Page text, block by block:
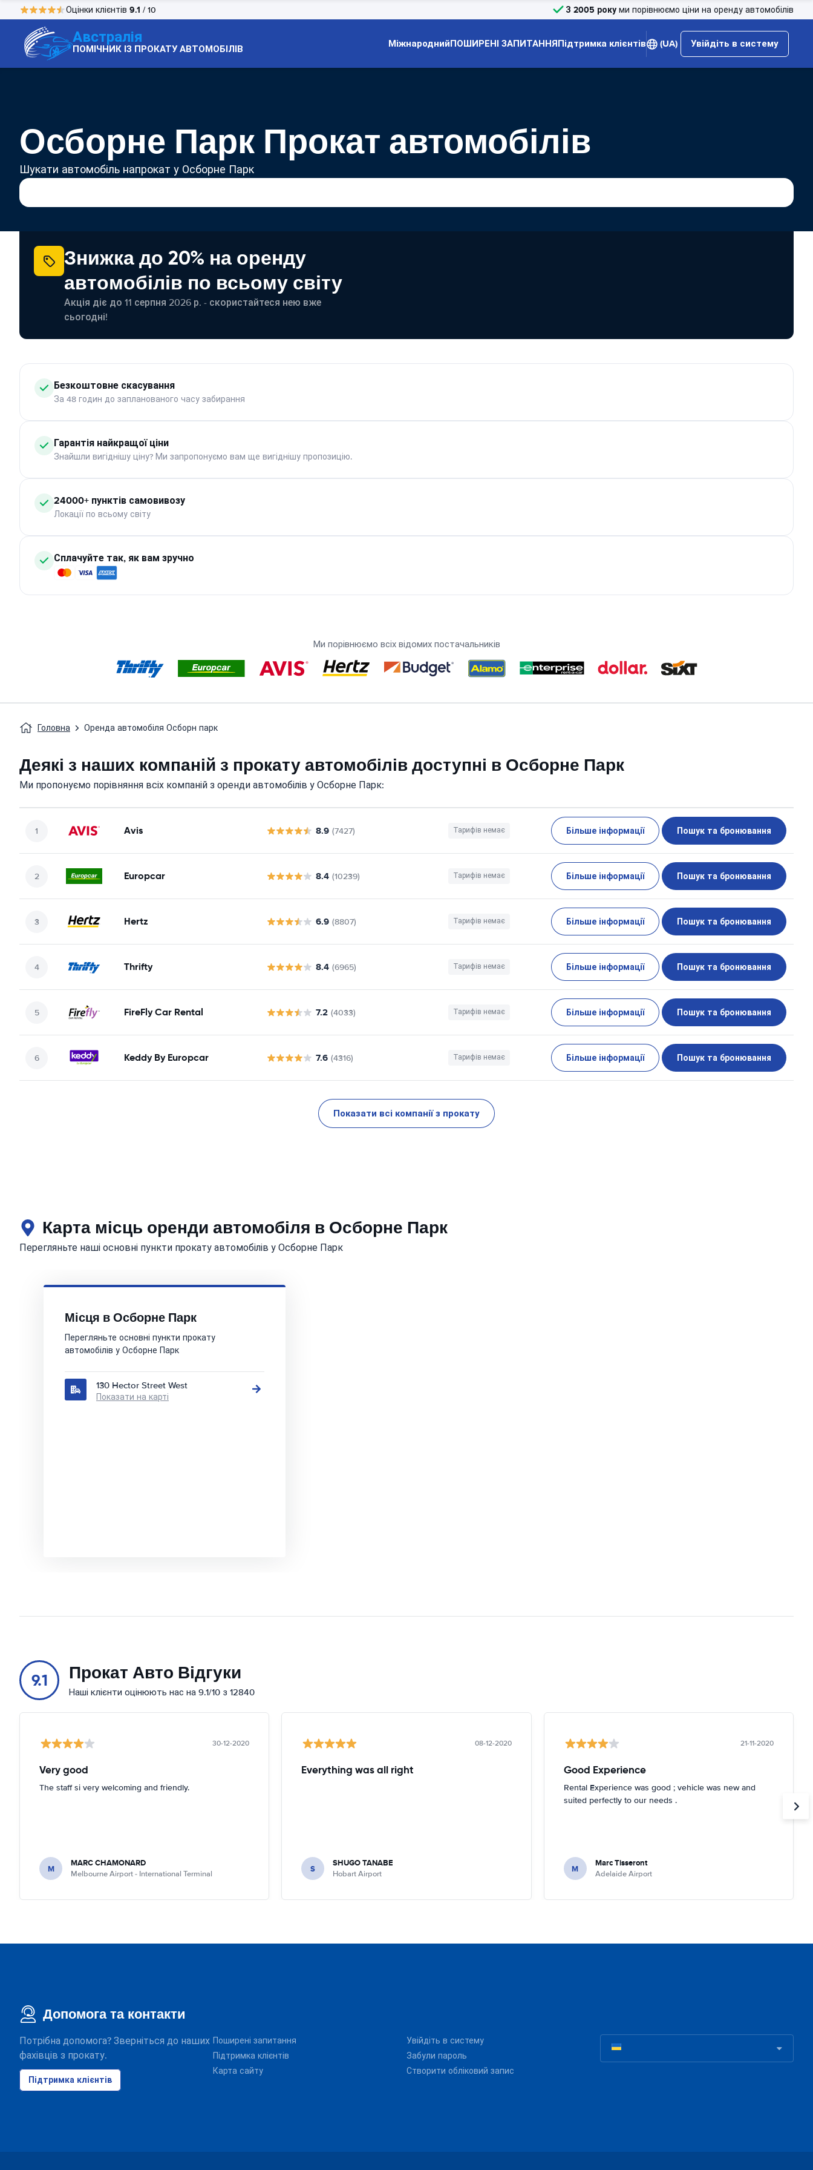
Оцінки клієнтів 9.1 / 10 З 2005 року ми порівнюємо ціни на оренду автомобілів
Австралія
ПОМІЧНИК ІЗ ПРОКАТУ АВТОМОБІЛІВ МіжнароднийПОШИРЕНІ ЗАПИТАННЯПідтримка клієнтів (UA) Увійдіть в систему
Осборне Парк Прокат автомобілів
Шукати автомобіль напрокат у Осборне Парк
Знижка до 20% на оренду
автомобілів по всьому світу
Акція діє до 11 серпня 2026 р. - скористайтеся нею вже
сьогодні!
Безкоштовне скасування
За 48 годин до запланованого часу забирання
Гарантія найкращої ціни
Знайшли вигіднішу ціну? Ми запропонуємо вам ще вигіднішу пропозицію.
24000+ пунктів самовивозу
Локації по всьому світу
Сплачуйте так, як вам зручно
Ми порівнюємо всіх відомих постачальників
Головна Оренда автомобіля Осборн парк
Деякі з наших компаній з прокату автомобілів доступні в Осборне Парк
Ми пропонуємо порівняння всіх компаній з оренди автомобілів у Осборне Парк:
Avis 8.9 (7427) Тарифів немає Більше інформації Пошук та бронювання
Europcar 8.4 (10239) Тарифів немає Більше інформації Пошук та бронювання
Hertz 6.9 (8807) Тарифів немає Більше інформації Пошук та бронювання
Thrifty 8.4 (6965) Тарифів немає Більше інформації Пошук та бронювання
FireFly Car Rental 7.2 (4033) Тарифів немає Більше інформації Пошук та бронювання
Keddy By Europcar 7.6 (4316) Тарифів немає Більше інформації Пошук та бронювання
Показати всі компанії з прокату
Карта місць оренди автомобіля в Осборне Парк
Перегляньте наші основні пункти прокату автомобілів у Осборне Парк
Місця в Осборне Парк
Перегляньте основні пункти прокату
автомобілів у Осборне Парк
130 Hector Street West
Показати на карті
9.1 Прокат Авто Відгуки
Наші клієнти оцінюють нас на 9.1/10 з 12840
30-12-2020
Very good
The staff si very welcoming and friendly.
M MARC CHAMONARD
Melbourne Airport - International Terminal
08-12-2020
Everything was all right
S SHUGO TANABE
Hobart Airport
21-11-2020
Good Experience
Rental Experience was good ; vehicle was new and
suited perfectly to our needs .
M Marc Tisseront
Adelaide Airport
Допомога та контакти
Потрібна допомога? Зверніться до наших
фахівців з прокату.
Підтримка клієнтів
Поширені запитання
Підтримка клієнтів
Карта сайту
Увійдіть в систему
Забули пароль
Створити обліковий запис